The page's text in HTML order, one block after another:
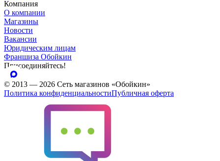
Компания
О компании
Магазины
Новости
Вакансии
Юридическим лицам
Франшиза Обойкин
Присоединяйтесь!
© 2013 — 2026 Сеть магазинов «Обойкин»
Политика конфиденциальностиПубличная оферта